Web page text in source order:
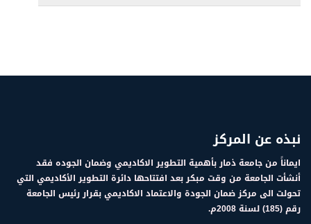
نبذه عن المركز
ايماناً من جامعة ذمار بأهمية التطوير الاكاديمي وضمان الجوده فقد
أنشأت الجامعة من وقت مبكر بعد افتتاحها دائرة التطوير الأكاديمي التي
تحولت الى مركز ضمان الجودة والاعتماد الاكاديمي بقرار رئيس الجامعة
رقم (185) لسنة 2008م.